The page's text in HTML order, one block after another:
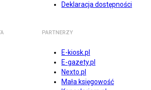
Deklaracja dostępności
PARTNERZY
E-kiosk.pl
E-gazety.pl
Nexto.pl
Mała księgowość